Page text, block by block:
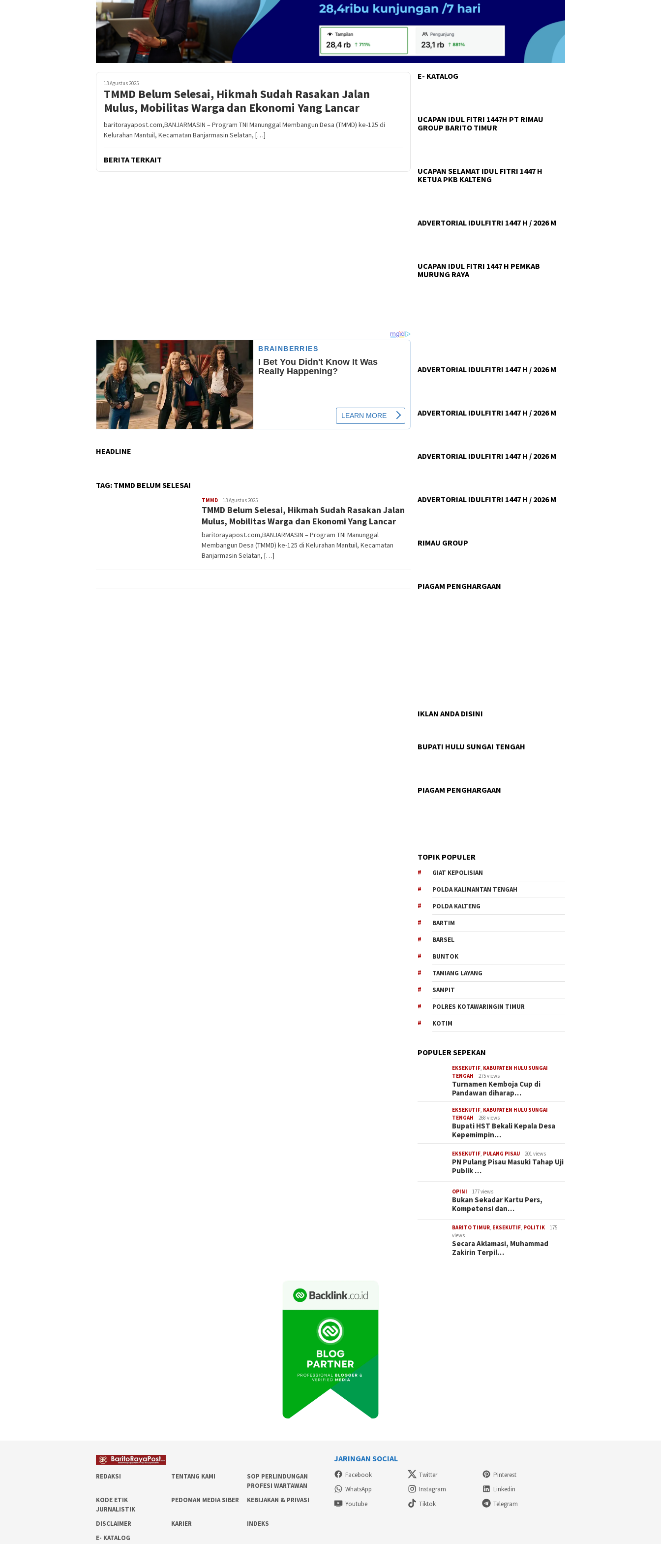
13 Agustus 2025
TMMD Belum Selesai, Hikmah Sudah Rasakan Jalan
Mulus, Mobilitas Warga dan Ekonomi Yang Lancar
baritorayapost.com,BANJARMASIN – Program TNI Manunggal Membangun Desa (TMMD) ke-125 di
Kelurahan Mantuil, Kecamatan Banjarmasin Selatan, […]
BERITA TERKAIT
HEADLINE
TAG: TMMD BELUM SELESAI
TMMDVananta
3264
13 Agustus 2025
TMMD Belum Selesai, Hikmah Sudah Rasakan Jalan
Mulus, Mobilitas Warga dan Ekonomi Yang Lancar
baritorayapost.com,BANJARMASIN – Program TNI Manunggal
Membangun Desa (TMMD) ke-125 di Kelurahan Mantuil, Kecamatan
Banjarmasin Selatan, […]
E- KATALOG
UCAPAN IDUL FITRI 1447H PT RIMAU
GROUP BARITO TIMUR
UCAPAN SELAMAT IDUL FITRI 1447 H
KETUA PKB KALTENG
ADVERTORIAL IDULFITRI 1447 H / 2026 M
UCAPAN IDUL FITRI 1447 H PEMKAB
MURUNG RAYA
ADVERTORIAL IDULFITRI 1447 H / 2026 M
ADVERTORIAL IDULFITRI 1447 H / 2026 M
ADVERTORIAL IDULFITRI 1447 H / 2026 M
ADVERTORIAL IDULFITRI 1447 H / 2026 M
RIMAU GROUP
PIAGAM PENGHARGAAN
IKLAN ANDA DISINI
BUPATI HULU SUNGAI TENGAH
PIAGAM PENGHARGAAN
TOPIK POPULER
GIAT KEPOLISIAN
POLDA KALIMANTAN TENGAH
POLDA KALTENG
BARTIM
BARSEL
BUNTOK
TAMIANG LAYANG
SAMPIT
POLRES KOTAWARINGIN TIMUR
KOTIM
POPULER SEPEKAN
EKSEKUTIF, KABUPATEN HULU SUNGAI
TENGAH
275 views
Turnamen Kemboja Cup di
Pandawan diharap…
EKSEKUTIF, KABUPATEN HULU SUNGAI
TENGAH
268 views
Bupati HST Bekali Kepala Desa
Kepemimpin…
EKSEKUTIF, PULANG PISAU 201 views
PN Pulang Pisau Masuki Tahap Uji
Publik …
OPINI 177 views
Bukan Sekadar Kartu Pers,
Kompetensi dan…
BARITO TIMUR, EKSEKUTIF, POLITIK
175
views
Secara Aklamasi, Muhammad
Zakirin Terpil…
REDAKSI TENTANG KAMI
SOP PERLINDUNGAN
PROFESI WARTAWAN
KODE ETIK
JURNALISTIK
PEDOMAN MEDIA SIBER KEBIJAKAN & PRIVASI
DISCLAIMER KARIER
INDEKS
E- KATALOG
JARINGAN SOCIAL
Facebook Twitter
Pinterest
WhatsApp
Instagram
Linkedin
Youtube
Tiktok Telegram